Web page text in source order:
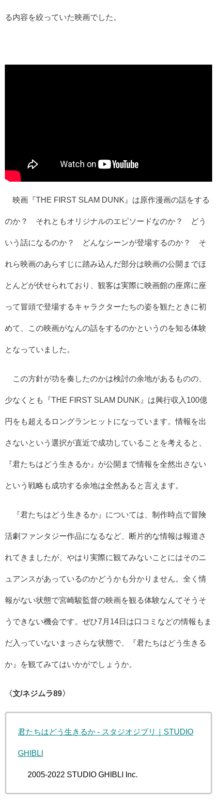
る内容を絞っていた映画でした。
映画『THE FIRST SLAM DUNK』は原作漫画の話をする
のか？ それともオリジナルのエピソードなのか？ どう
いう話になるのか？ どんなシーンが登場するのか？ そ
れら映画のあらすじに踏み込んだ部分は映画の公開までほ
とんどが伏せられており、観客は実際に映画館の座席に座
って冒頭で登場するキャラクターたちの姿を観たときに初
めて、この映画がなんの話をするのかというのを知る体験
となっていました。
この方針が功を奏したのかは検討の余地があるものの、
少なくとも『THE FIRST SLAM DUNK』は興行収入100億
円をも超えるロングランヒットになっています。情報を出
さないという選択が直近で成功していることを考えると、
『君たちはどう生きるか』が公開まで情報を全然出さない
という戦略も成功する余地は全然あると言えます。
『君たちはどう生きるか』については、制作時点で冒険
活劇ファンタジー作品になるなど、断片的な情報は報道さ
れてきましたが、やはり実際に観てみないことにはそのニ
ュアンスがあっているのかどうかも分かりません。全く情
報がない状態で宮崎駿監督の映画を観る体験なんてそうそ
うできない機会です。ぜひ7月14日は口コミなどの情報もま
だ入っていないまっさらな状態で、『君たちはどう生きる
か』を観てみてはいかがでしょうか。
〈文/ネジムラ89〉
君たちはどう生きるか - スタジオジブリ｜STUDIO
GHIBLI
© 2005-2022 STUDIO GHIBLI Inc.